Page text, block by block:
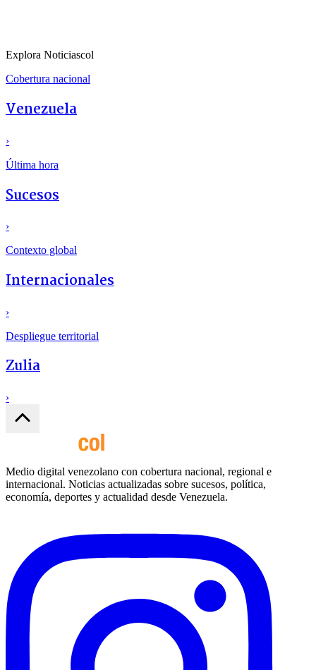
Explora Noticiascol
Cobertura nacional
Venezuela
›
Última hora
Sucesos
›
Contexto global
Internacionales
›
Despliegue territorial
Zulia
›
Medio digital venezolano con cobertura nacional, regional e
internacional. Noticias actualizadas sobre sucesos, política,
economía, deportes y actualidad desde Venezuela.